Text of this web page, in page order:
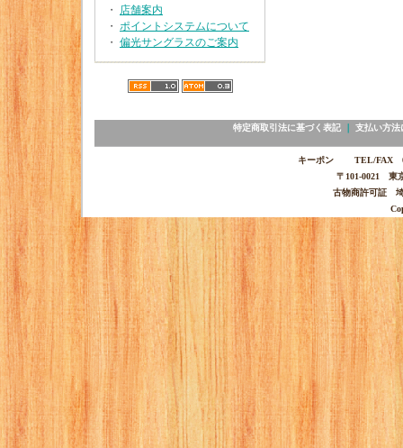
・ 店舗案内
・ ポイントシステムについて
・ 偏光サングラスのご案内
特定商取引法に基づく表記｜ 支払い方法
キーポン TEL/FAX
〒101-0021 東
古物商許可証